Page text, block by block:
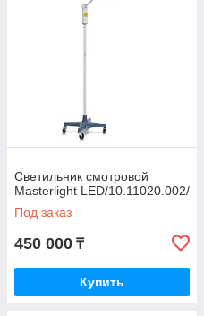
Светильник смотровой
Masterlight LED/10.11020.002/
Под заказ
450 000 ₸
Купить